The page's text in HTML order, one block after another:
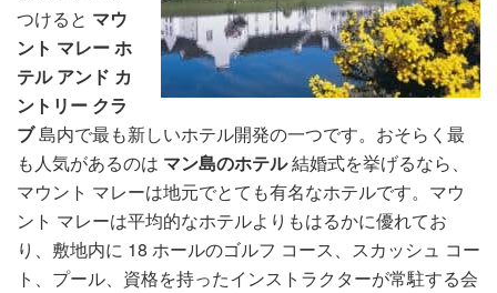
つけると マウ
ント マレー ホ
テル アンド カ
ントリー クラ
ブ島内で最も新しいホテル開発の一つです。おそらく最
も人気があるのは マン島のホテル結婚式を挙げるなら、
マウント マレーは地元でとても有名なホテルです。マウ
ント マレーは平均的なホテルよりもはるかに優れてお
り、敷地内に 18 ホールのゴルフ コース、スカッシュ コー
ト、プール、資格を持ったインストラクターが常駐する会